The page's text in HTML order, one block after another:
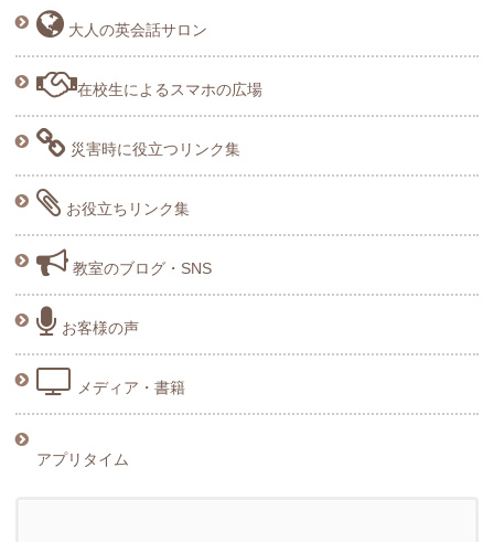
大人の英会話サロン
在校生によるスマホの広場
災害時に役立つリンク集
お役立ちリンク集
教室のブログ・SNS
お客様の声
メディア・書籍
アプリタイム